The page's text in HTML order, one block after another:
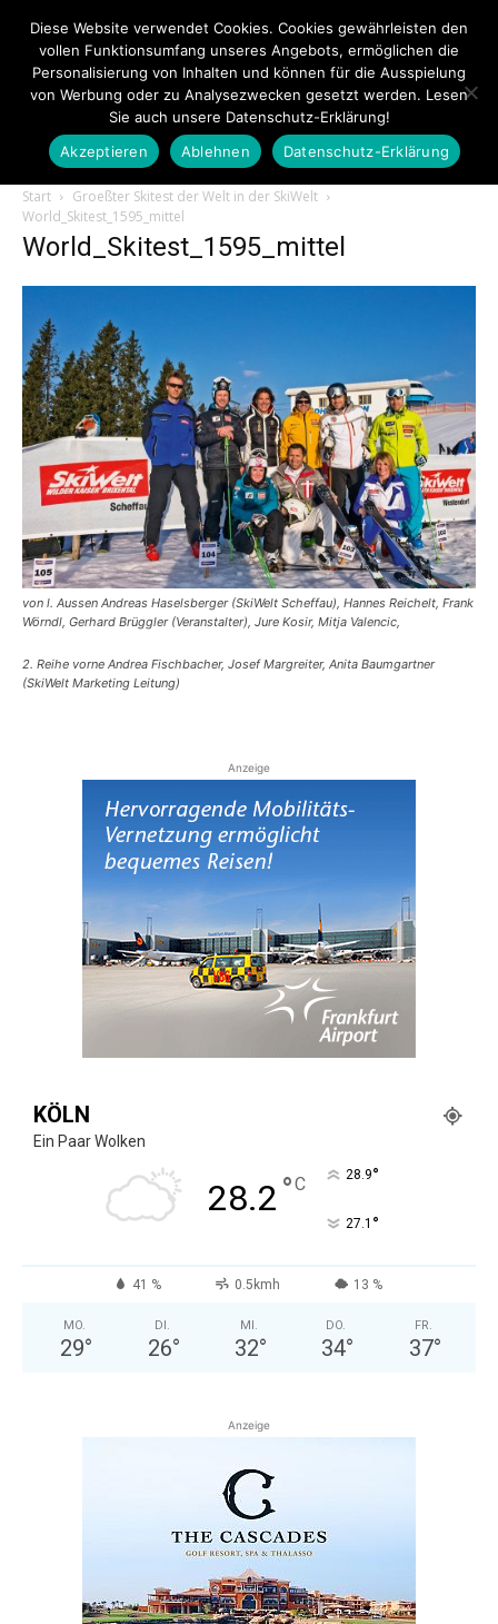
Touristiknews.de
|
und
Reiseempfehlungen.
Start
Groeßter Skitest der Welt in der SkiWelt
World_Skitest_1595_mittel
World_Skitest_1595_mittel
von l. Aussen Andreas Haselsberger (SkiWelt Scheffau), Hannes Reichelt, Frank
Wörndl, Gerhard Brüggler (Veranstalter), Jure Kosir, Mitja Valencic,
2. Reihe vorne Andrea Fischbacher, Josef Margreiter, Anita Baumgartner
(SkiWelt Marketing Leitung)
Anzeige
KÖLN
Ein Paar Wolken
28.2 °C 28.9°
27.1 °
41 % 0.5kmh 13 %
MO.
29°
DI.
26°
MI.
32°
DO.
34°
FR.
37°
Anzeige
Diese Website verwendet Cookies. Cookies gewährleisten den
vollen Funktionsumfang unseres Angebots, ermöglichen die
Personalisierung von Inhalten und können für die Ausspielung
von Werbung oder zu Analysezwecken gesetzt werden. Lesen
Sie auch unsere Datenschutz-Erklärung!
Akzeptieren
Ablehnen Datenschutz-Erklärung